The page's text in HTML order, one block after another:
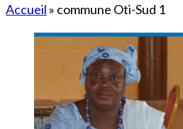
Accueil » commune Oti-Sud 1